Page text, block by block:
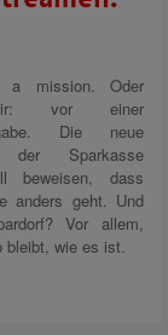
a mission. Oder
vor einer
Die neue
der Sparkasse
beweisen, dass
anders geht. Und
Vor allem,
wie es ist.